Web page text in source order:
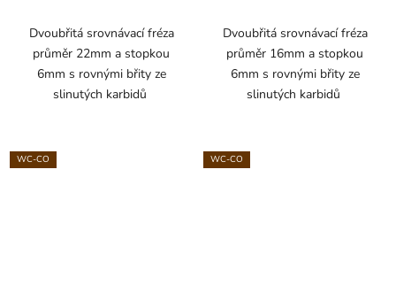
Dvoubřitá srovnávací fréza
průměr 22mm a stopkou
6mm s rovnými břity ze
slinutých karbidů
Dvoubřitá srovnávací fréza
průměr 16mm a stopkou
6mm s rovnými břity ze
slinutých karbidů
WC-CO WC-CO